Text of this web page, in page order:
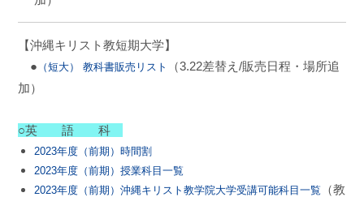
【沖縄キリスト教短期大学】
● （短大） 教科書販売リスト
（3.22差替え/販売日程・場所追
加）
○英 語 科
2023年度（前期）時間割
2023年度（前期）授業科目一覧
2023年度（前期）沖縄キリスト教学院大学受講可能科目一覧 （教